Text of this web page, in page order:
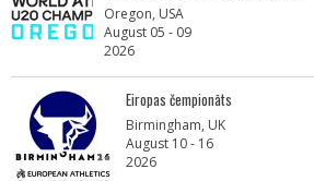
Oregon, USA
August 05 - 09
2026
Eiropas čempionāts
Birmingham, UK
August 10 - 16
2026